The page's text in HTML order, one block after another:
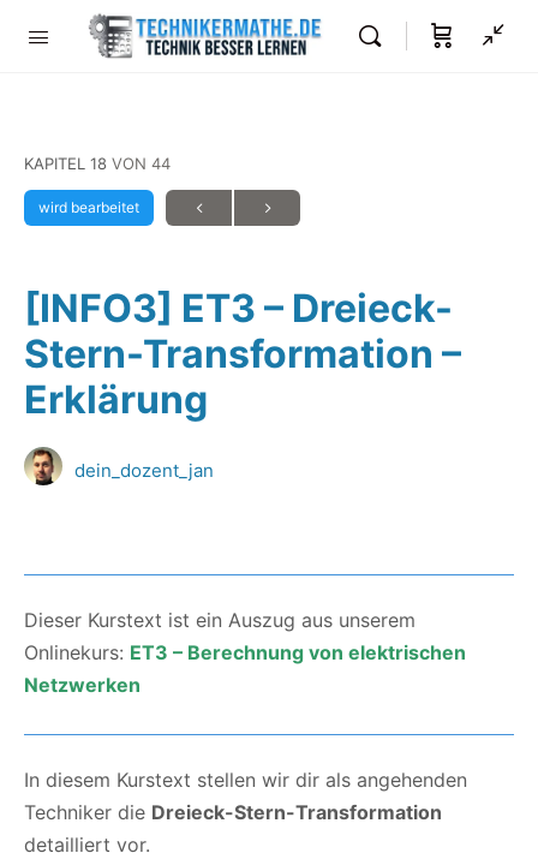
KAPITEL 18 VON 44
wird bearbeitet
[INFO3] ET3 – Dreieck-
Stern-Transformation –
Erklärung
dein_dozent_jan
Dieser Kurstext ist ein Auszug aus unserem
Onlinekurs: ET3 – Berechnung von elektrischen
Netzwerken
In diesem Kurstext stellen wir dir als angehenden
Techniker die Dreieck-Stern-Transformation
detailliert vor.